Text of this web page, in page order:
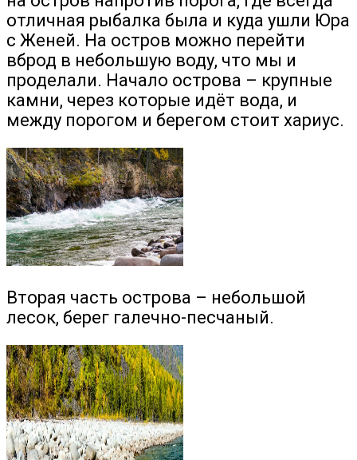
отличная рыбалка была и куда ушли Юра
с Женей. На остров можно перейти
вброд в небольшую воду, что мы и
проделали. Начало острова – крупные
камни, через которые идёт вода, и
между порогом и берегом стоит хариус.
Вторая часть острова – небольшой
лесок, берег галечно-песчаный.